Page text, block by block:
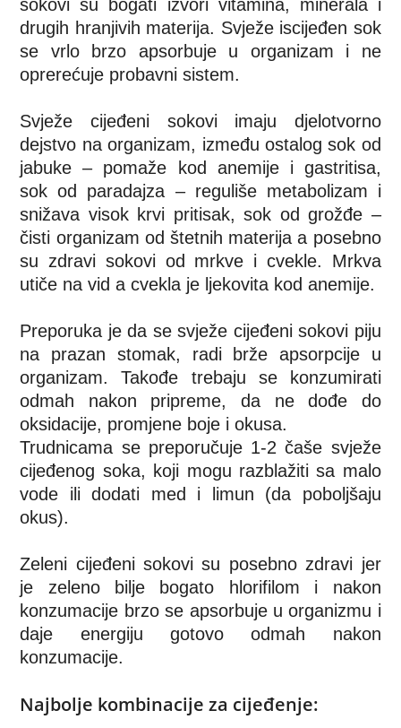
sokovi su bogati izvori vitamina, minerala i
drugih hranjivih materija. Svježe iscijeđen sok
se vrlo brzo apsorbuje u organizam i ne
oprerećuje probavni sistem.
Svježe cijeđeni sokovi imaju djelotvorno
dejstvo na organizam, između ostalog sok od
jabuke – pomaže kod anemije i gastritisa,
sok od paradajza – reguliše metabolizam i
snižava visok krvi pritisak, sok od grožđe –
čisti organizam od štetnih materija a posebno
su zdravi sokovi od mrkve i cvekle. Mrkva
utiče na vid a cvekla je ljekovita kod anemije.
Preporuka je da se svježe cijeđeni sokovi piju
na prazan stomak, radi brže apsorpcije u
organizam. Takođe trebaju se konzumirati
odmah nakon pripreme, da ne dođe do
oksidacije, promjene boje i okusa.
Trudnicama se preporučuje 1-2 čaše svježe
cijeđenog soka, koji mogu razblažiti sa malo
vode ili dodati med i limun (da poboljšaju
okus).
Zeleni cijeđeni sokovi su posebno zdravi jer
je zeleno bilje bogato hlorifilom i nakon
konzumacije brzo se apsorbuje u organizmu i
daje energiju gotovo odmah nakon
konzumacije.
Najbolje kombinacije za cijeđenje: